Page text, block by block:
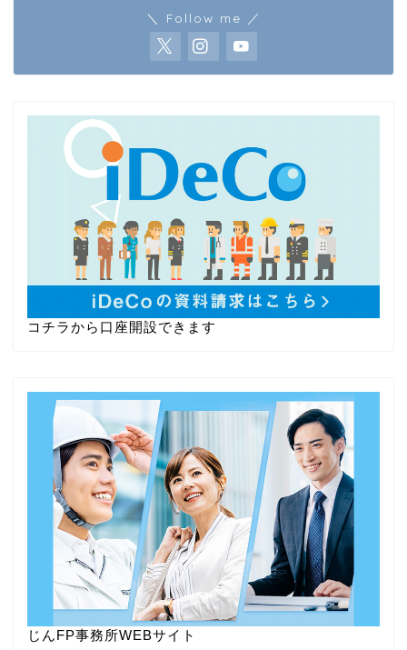
＼ Follow me ／
コチラから口座開設できます
じんFP事務所WEBサイト